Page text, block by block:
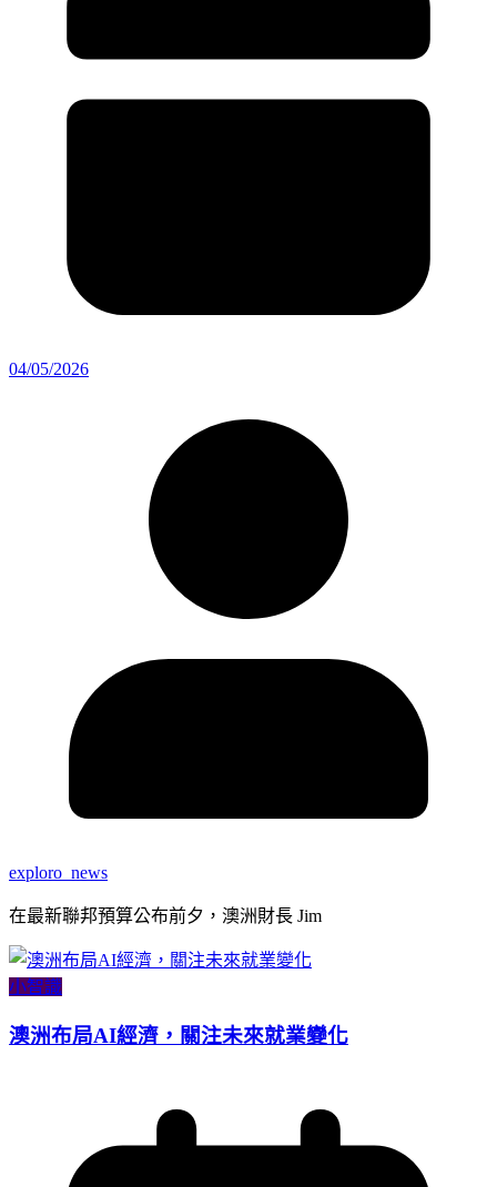
04/05/2026
exploro_news
在最新聯邦預算公布前夕，澳洲財長 Jim
小智識
澳洲布局AI經濟，關注未來就業變化